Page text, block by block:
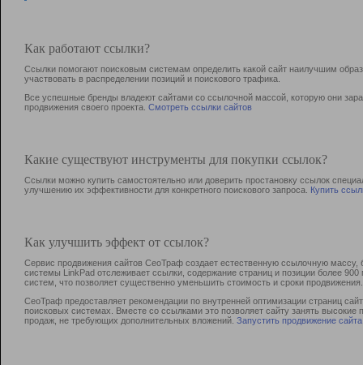
Как работают ссылки?
Ссылки помогают поисковым системам определить какой сайт наилучшим
участвовать в раcпределении позиций и поискового трафика.
Все успешные бренды владеют сайтами со ссылочной массой, которую они
продвижения своего проекта. Смотреть ссылки сайтов
Какие существуют инструменты для покупки ссылок?
Ссылки можно купить самостоятельно или доверить простановку ссылок
улучшению их эффективности для конкретного поискового запроса. Купить
Как улучшить эффект от ссылок?
Сервис продвижения сайтов СеоТраф создает естественную ссылочную
системы LinkPad отслеживает ссылки, содержание страниц и позиции более
систем, что позволяет существенно уменьшить стоимость и сроки продвижения.
СеоТраф предоставляет рекомендации по внутренней оптимизации страниц
поисковых системах. Вместе со ссылками это позволяет сайту занять
продаж, не требующих дополнительных вложений. Запустить продвижение сайта